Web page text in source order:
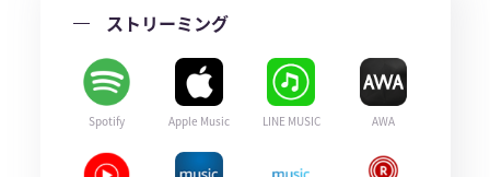
ストリーミング
Spotify Apple Music LINE MUSIC AWA